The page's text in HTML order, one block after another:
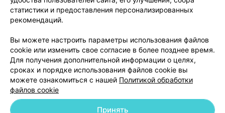
Написать руководителю 103.by
Обработка персональных данных
статистики и предоставления персонализированных
рекомендаций.
Вы можете настроить параметры использования файлов
cookie или изменить свое согласие в более позднее время.
Для получения дополнительной информации о целях,
сроках и порядке использования файлов cookie вы
можете ознакомиться с нашей Политикой обработки
файлов cookie
Принять